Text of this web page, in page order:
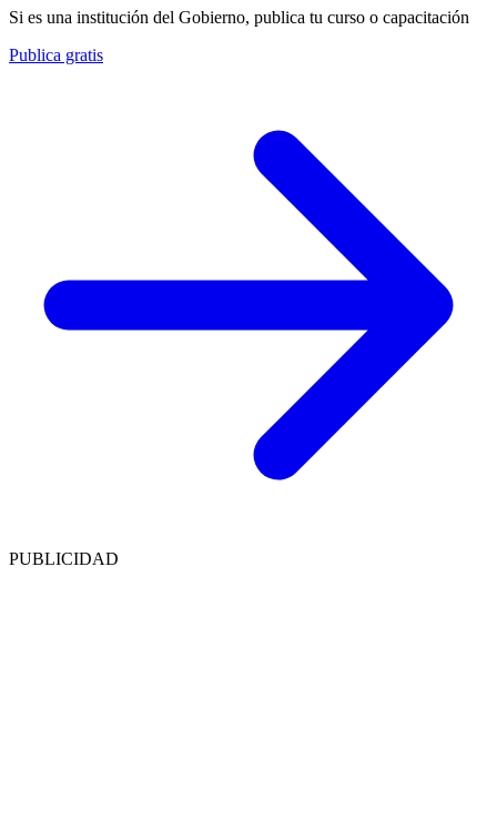
Si es una institución del Gobierno, publica tu curso o capacitación
Publica gratis
PUBLICIDAD